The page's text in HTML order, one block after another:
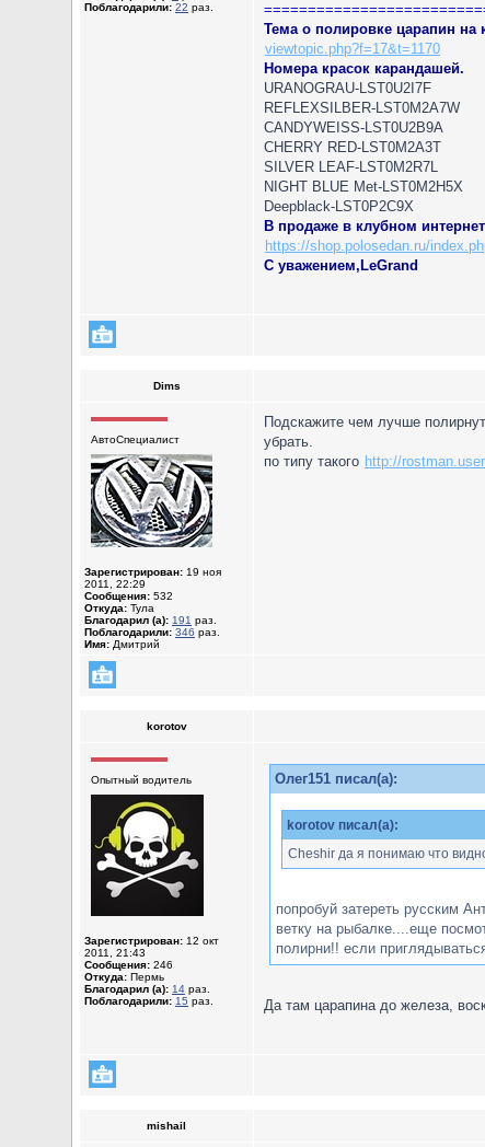
Поблагодарили: 22 раз.
Тема о полировке царапин на
viewtopic.php?f=17&t=1170
Номера красок карандашей.
URANOGRAU-LST0U2I7F
REFLEXSILBER-LST0M2A7W
CANDYWEISS-LST0U2B9A
CHERRY RED-LST0M2A3T
SILVER LEAF-LST0M2R7L
NIGHT BLUE Met-LST0M2H5X
Deepblack-LST0P2C9X
В продаже в клубном
https://shop.polosedan.ru/
С уважением,LeGrand
Dims
АвтоСпециалист
Зарегистрирован: 19 ноя
2011, 22:29
Сообщения: 532
Откуда: Тула
Благодарил (а): 191 раз.
Поблагодарили: 346 раз.
Имя: Дмитрий
Подскажите чем лучше
убрать.
по типу такого http://
korotov
Опытный водитель
Зарегистрирован: 12 окт
2011, 21:43
Сообщения: 246
Откуда: Пермь
Благодарил (а): 14 раз.
Поблагодарили: 15 раз.
Олег151 писал(а):
korotov писал(а):
Cheshir да я понимаю что
попробуй затереть русским
ветку на рыбалке....еще
полирни!! если
Да там царапина до железа,
mishail